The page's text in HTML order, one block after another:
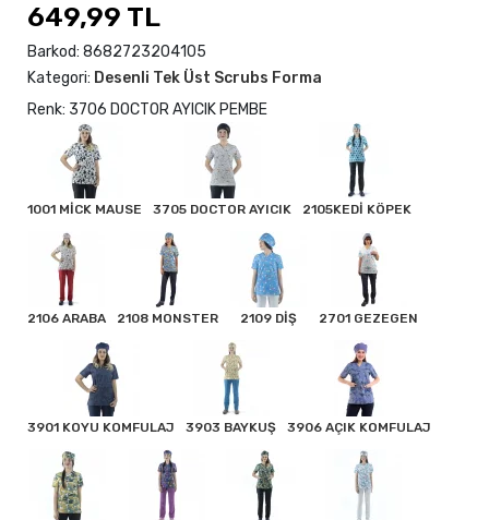
649,99 TL
Barkod: 8682723204105
Kategori: Desenli Tek Üst Scrubs Forma
Renk: 3706 DOCTOR AYICIK PEMBE
1001 MİCK MAUSE 3705 DOCTOR AYICIK 2105KEDİ KÖPEK
2106 ARABA 2108 MONSTER 2109 DİŞ 2701 GEZEGEN
3901 KOYU KOMFULAJ 3903 BAYKUŞ 3906 AÇIK KOMFULAJ